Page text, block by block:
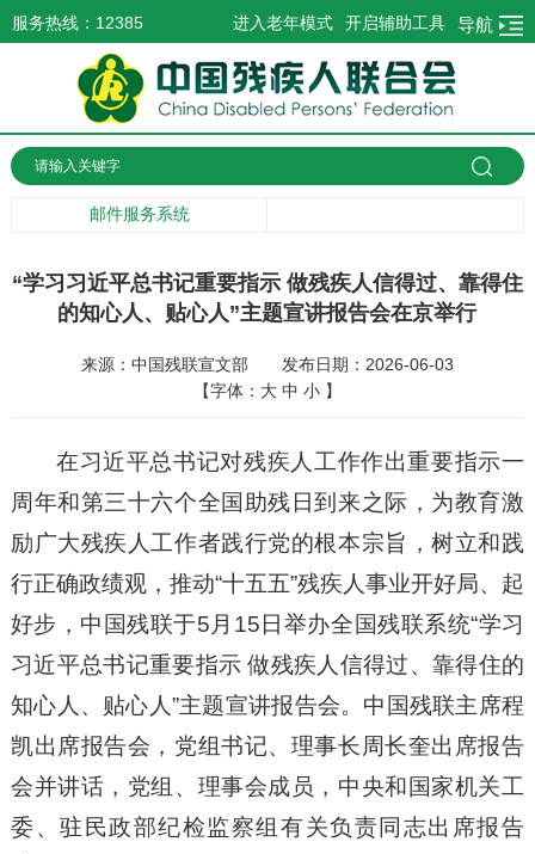
服务热线：12385 导航
开启辅助工具
进入老年模式
邮件服务系统
“学习习近平总书记重要指示 做残疾人信得过、靠得住
的知心人、贴心人”主题宣讲报告会在京举行
来源：中国残联宣文部
发布日期：2026-06-03
【字体： 大 中 小 】
在习近平总书记对残疾人工作作出重要指示一
周年和第三十六个全国助残日到来之际，为教育激
励广大残疾人工作者践行党的根本宗旨，树立和践
行正确政绩观，推动“十五五”残疾人事业开好局、起
好步，中国残联于5月15日举办全国残联系统“学习
习近平总书记重要指示 做残疾人信得过、靠得住的
知心人、贴心人”主题宣讲报告会。中国残联主席程
凯出席报告会，党组书记、理事长周长奎出席报告
会并讲话，党组、理事会成员，中央和国家机关工
委、驻民政部纪检监察组有关负责同志出席报告